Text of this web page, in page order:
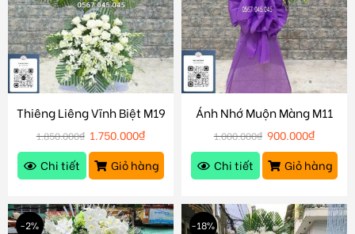
Thiêng Liêng Vĩnh Biệt M19
1.850.000₫ 1.750.000₫
Chi tiết
Giỏ hàng
Ánh Nhớ Muộn Màng M11
1.000.000₫ 900.000₫
Chi tiết
Giỏ hàng
-2% -18%